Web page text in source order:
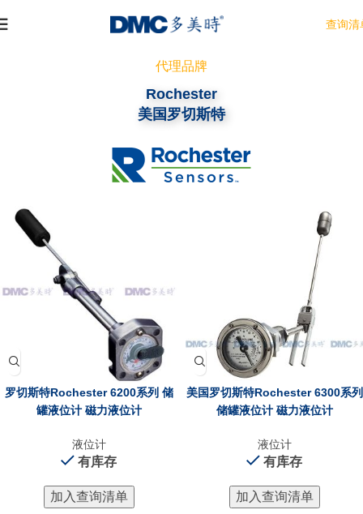
查询清
代理品牌
Rochester
美国罗切斯特
罗切斯特Rochester 6200系列 储
罐液位计 磁力液位计
液位计
有库存
加入查询清单
美国罗切斯特Rochester 6300系列
储罐液位计 磁力液位计
液位计
有库存
加入查询清单